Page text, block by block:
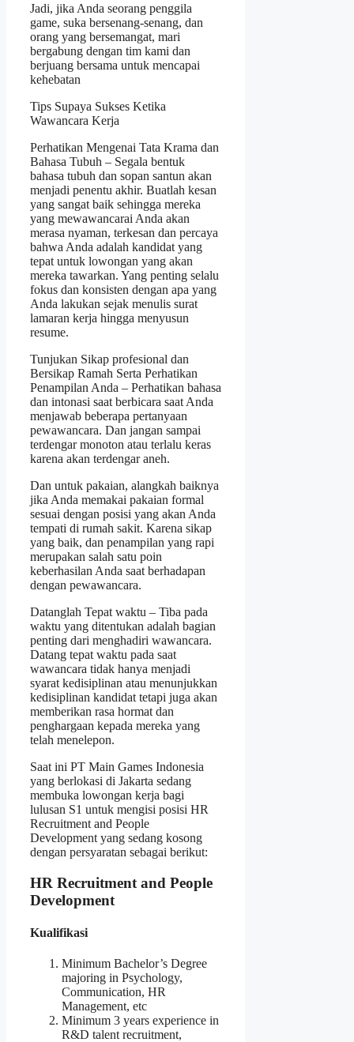
Jadi, jika Anda seorang penggila
game, suka bersenang-senang, dan
orang yang bersemangat, mari
bergabung dengan tim kami dan
berjuang bersama untuk mencapai
kehebatan
Tips Supaya Sukses Ketika
Wawancara Kerja
Perhatikan Mengenai Tata Krama dan
Bahasa Tubuh – Segala bentuk
bahasa tubuh dan sopan santun akan
menjadi penentu akhir. Buatlah kesan
yang sangat baik sehingga mereka
yang mewawancarai Anda akan
merasa nyaman, terkesan dan percaya
bahwa Anda adalah kandidat yang
tepat untuk lowongan yang akan
mereka tawarkan. Yang penting selalu
fokus dan konsisten dengan apa yang
Anda lakukan sejak menulis surat
lamaran kerja hingga menyusun
resume.
Tunjukan Sikap profesional dan
Bersikap Ramah Serta Perhatikan
Penampilan Anda – Perhatikan bahasa
dan intonasi saat berbicara saat Anda
menjawab beberapa pertanyaan
pewawancara. Dan jangan sampai
terdengar monoton atau terlalu keras
karena akan terdengar aneh.
Dan untuk pakaian, alangkah baiknya
jika Anda memakai pakaian formal
sesuai dengan posisi yang akan Anda
tempati di rumah sakit. Karena sikap
yang baik, dan penampilan yang rapi
merupakan salah satu poin
keberhasilan Anda saat berhadapan
dengan pewawancara.
Datanglah Tepat waktu – Tiba pada
waktu yang ditentukan adalah bagian
penting dari menghadiri wawancara.
Datang tepat waktu pada saat
wawancara tidak hanya menjadi
syarat kedisiplinan atau menunjukkan
kedisiplinan kandidat tetapi juga akan
memberikan rasa hormat dan
penghargaan kepada mereka yang
telah menelepon.
Saat ini PT Main Games Indonesia
yang berlokasi di Jakarta sedang
membuka lowongan kerja bagi
lulusan S1 untuk mengisi posisi HR
Recruitment and People
Development yang sedang kosong
dengan persyaratan sebagai berikut:
HR Recruitment and People
Development
Kualifikasi
Minimum Bachelor’s Degree
majoring in Psychology,
Communication, HR
Management, etc
Minimum 3 years experience in
R&D talent recruitment,